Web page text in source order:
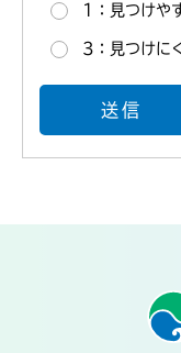
1：見つけや
3：見つけに